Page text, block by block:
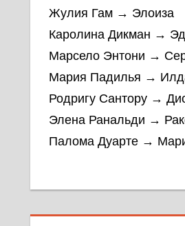
Жулия Гам → Элоиза
Каролина Дикман →
Марсело Энтони →
Мария Падилья →
Родригу Сантору →
Элена Ранальди →
Палома Дуарте →